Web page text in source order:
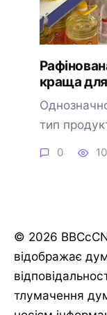
краща для
тип
0 10
© 2026
відображає
тлумачення